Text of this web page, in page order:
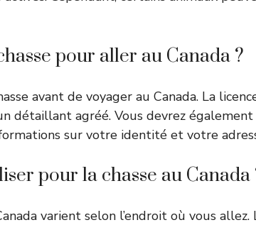
pour aller au Canada ?
avant de voyager au Canada. La
détaillant agréé. Vous devrez également
sur votre identité et votre
pour la chasse au Canada
varient selon l’endroit où vous allez.